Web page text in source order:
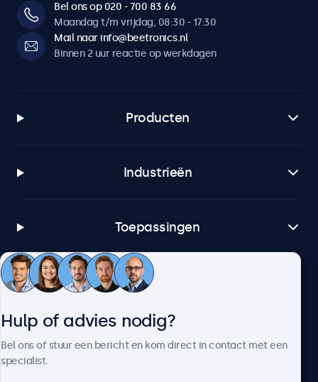
Bel ons op 020 - 700 83 66
Maandag t/m vrijdag, 08:30 - 17:30
Mail naar info@beetronics.nl
Binnen 2 uur reactie op werkdagen
Producten
Industrieën
Toepassingen
Klantenservice
Hulp of advies nodig?
Bel ons of stuur een bericht en kom direct in contact met een
specialist.